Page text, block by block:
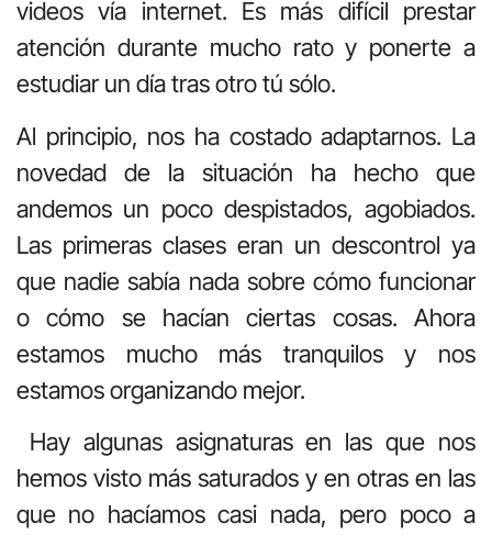
videos vía internet. Es más difícil prestar
atención durante mucho rato y ponerte a
estudiar un día tras otro tú sólo.
Al principio, nos ha costado adaptarnos. La
novedad de la situación ha hecho que
andemos un poco despistados, agobiados.
Las primeras clases eran un descontrol ya
que nadie sabía nada sobre cómo funcionar
o cómo se hacían ciertas cosas. Ahora
estamos mucho más tranquilos y nos
estamos organizando mejor.
Hay algunas asignaturas en las que nos
hemos visto más saturados y en otras en las
que no hacíamos casi nada, pero poco a